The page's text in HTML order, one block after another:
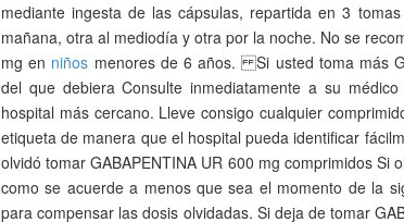
mediante ingesta de las cápsulas, repartida en 3
mañana, otra al mediodía y otra por la noche. No se
mg en niños menores de 6 años. Si usted toma más
del que debiera Consulte inmediatamente a su
hospital más cercano. Lleve consigo cualquier
etiqueta de manera que el hospital pueda identificar
olvidó tomar GABAPENTINA UR 600 mg comprimidos Si
como se acuerde a menos que sea el momento de la
para compensar las dosis olvidadas. Si deja de tomar